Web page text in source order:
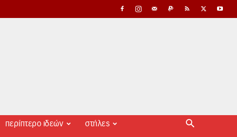
περίπτερο ιδεών στήλες